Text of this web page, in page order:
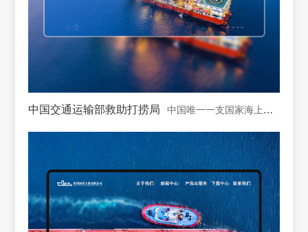
中国交通运输部救助打捞局 中国唯一一支国家海上专业救助打捞力量